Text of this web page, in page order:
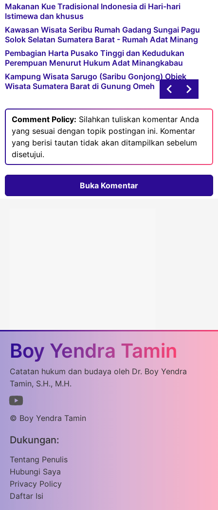
Makanan Kue Tradisional Indonesia di Hari-hari
Istimewa dan khusus
Kawasan Wisata Seribu Rumah Gadang Sungai Pagu
Solok Selatan Sumatera Barat - Rumah Adat Minang
Pembagian Harta Pusako Tinggi dan Kedudukan
Perempuan Menurut Hukum Adat Minangkabau
Kampung Wisata Sarugo (Saribu Gonjong) Objek
Wisata Sumatera Barat di Gunung Omeh
Comment Policy: Silahkan tuliskan komentar Anda
yang sesuai dengan topik postingan ini. Komentar
yang berisi tautan tidak akan ditampilkan sebelum
disetujui.
Buka Komentar
Boy Yendra Tamin
Catatan hukum dan budaya oleh Dr. Boy Yendra
Tamin, S.H., M.H.
© Boy Yendra Tamin
Dukungan:
Tentang Penulis
Hubungi Saya
Privacy Policy
Daftar Isi